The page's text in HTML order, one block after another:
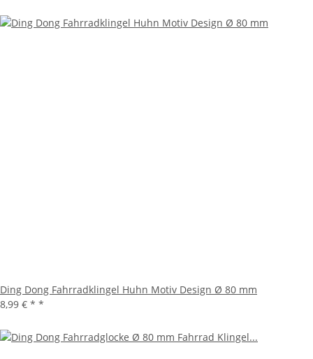
Ding Dong Fahrradklingel Huhn Motiv Design Ø 80 mm
8,99 € * *